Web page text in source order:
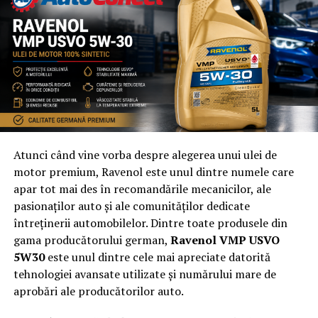
Sunt bine vazute site-urile cu interfata simpla,
prietenoasa, cu informatii relevante, valoroase a
carui orientare nu este axata exclusiv pe castigarea
de click-uri. Site-urile concepute exclusiv in scopul
de a pacali vizitatorul pentru a genera click-uri pe
reclamele afisate si serviciile expuse sunt de acum
penalizate.
Google penalizeaza site-urile cu articole
fragmentate pe mule pagini, care ofera un fragment
de articol si te trimite pe paginile urmatoare pentru
a vizualiza continuarea informatiei. Astfel de pagini
bogate in reclame si scrieri nerelevante care
obosesc vizual si acustic vizitatorul isi pierd
valoarea.
Optimizarea pentru toate tipurile de dispozitive
este un atu recompensat de Google. Din datele
oferite de specialisti, dispozitivele mobile
Atunci când vine vorba despre alegerea unui ulei de
motor premium, Ravenol este unul dintre numele care
apar tot mai des în recomandările mecanicilor, ale
pasionaților auto și ale comunităților dedicate
întreținerii automobilelor. Dintre toate produsele din
gama producătorului german, Ravenol VMP USVO
5W30este unul dintre cele mai apreciate datorită
tehnologiei avansate utilizate și numărului mare de
aprobări ale producătorilor auto.